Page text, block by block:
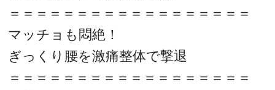
＝＝＝＝＝＝＝＝＝＝＝＝＝＝＝＝＝＝
マッチョも悶絶！
ぎっくり腰を激痛整体で撃退
＝＝＝＝＝＝＝＝＝＝＝＝＝＝＝＝＝＝